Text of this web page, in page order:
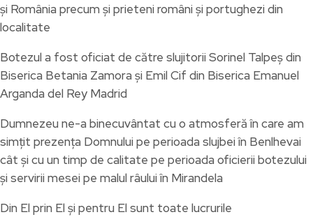
și România precum și prieteni români și portughezi din
localitate
Botezul a fost oficiat de către slujitorii Sorinel Talpeș din
Biserica Betania Zamora și Emil Cif din Biserica Emanuel
Arganda del Rey Madrid
Dumnezeu ne-a binecuvântat cu o atmosferă în care am
simțit prezența Domnului pe perioada slujbei în Benlhevai
cât și cu un timp de calitate pe perioada oficierii botezului
și servirii mesei pe malul râului în Mirandela
Din El prin El și pentru El sunt toate lucrurile